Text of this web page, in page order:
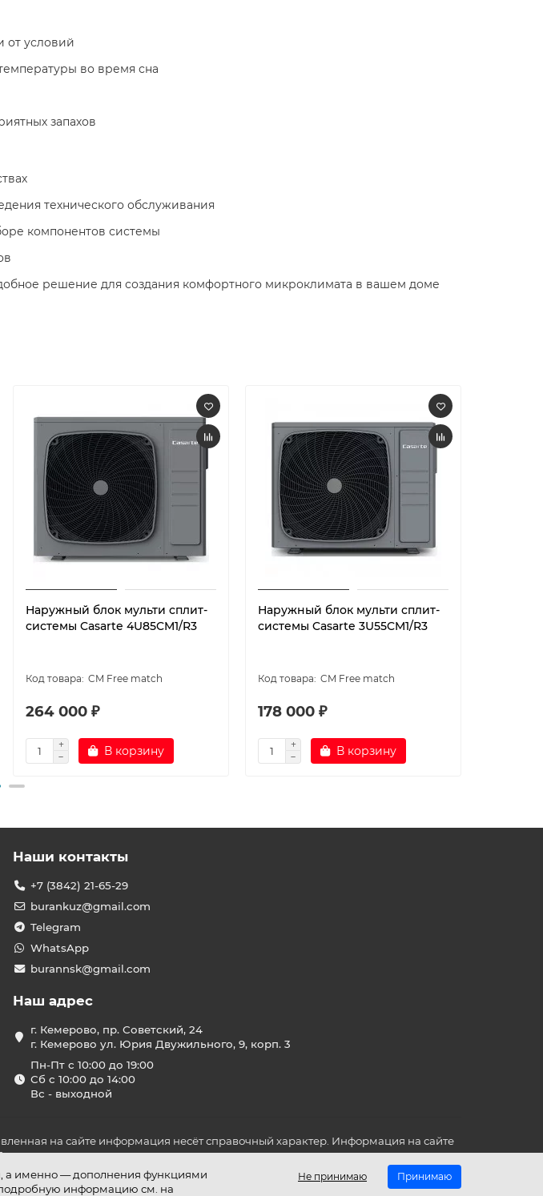
от условий
во время сна
запахов
технического обслуживания
компонентов системы
решение для создания комфортного микроклимата в вашем доме
Наружный блок мульти сплит-
системы Casarte 4U85CM1/R3
CM Free match
264 000 ₽
В корзину
Наружный блок мульти сплит-
системы Casarte 3U55CM1/R3
CM Free match
178 000 ₽
В корзину
а именно — дополнения функциями
подробную информацию см. на
Не принимаю Принимаю
Наши контакты
+7 (3842) 21-65-29
burankuz@gmail.com
Telegram
WhatsApp
burannsk@gmail.com
Наш адрес
г. Кемерово, пр. Советский, 24
г. Кемерово ул. Юрия Двужильного, 9, корп. 3
Пн-Пт с 10:00 до 19:00
Сб с 10:00 до 14:00
Вс - выходной
на сайте информация несёт справочный характер. Информация на сайте
товара удостоверьтесь во всех для вас важных характеристиках в товаре